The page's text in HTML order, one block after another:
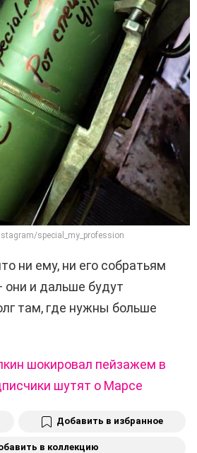
special_my_profession
ни ему, ни его собратьям
и дальше будут
там, где нужны больше
шокировал пейзажем в
шутят о Марсе
Добавить в избранное
в коллекцию